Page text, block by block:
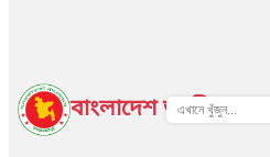
বাংলাদেশ জাতীয় তথ্য